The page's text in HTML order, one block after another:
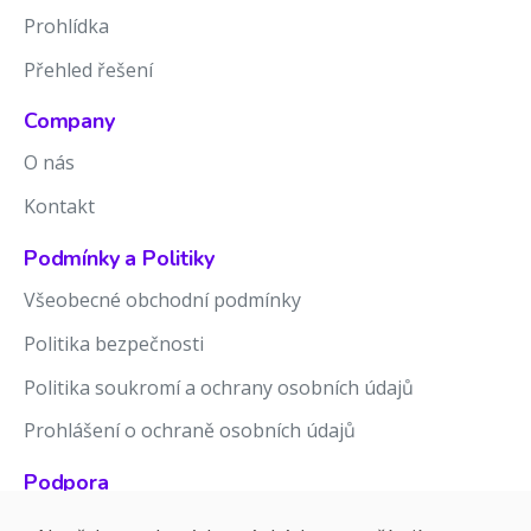
Prohlídka
Přehled řešení
Company
O nás
Kontakt
Podmínky a Politiky
Všeobecné obchodní podmínky
Politika bezpečnosti
Politika soukromí a ochrany osobních údajů
Prohlášení o ochraně osobních údajů
Podpora
Znalostní báze